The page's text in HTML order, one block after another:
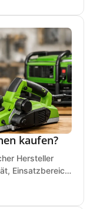
kaufen?
Hersteller
Einsatzbereich,